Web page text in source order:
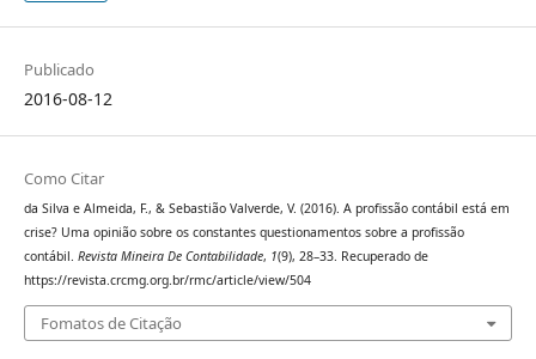
Publicado
2016-08-12
Como Citar
da Silva e Almeida, F., & Sebastião Valverde, V. (2016). A profissão contábil está em
crise? Uma opinião sobre os constantes questionamentos sobre a profissão
contábil. Revista Mineira De Contabilidade, 1(9), 28–33. Recuperado de
https://revista.crcmg.org.br/rmc/article/view/504
Fomatos de Citação